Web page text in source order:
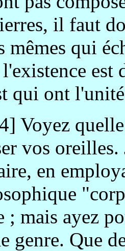
il faut
mêmes qui
est
qui ont
Voyez
vos
en
; mais ayez
genre. Que